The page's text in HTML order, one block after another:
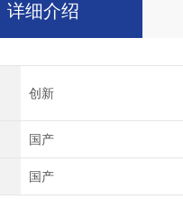
详细介绍
创新
国产
国产